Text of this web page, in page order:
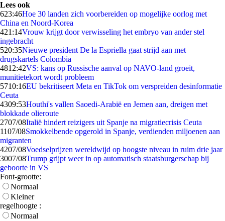
Lees ook
623:46Hoe 30 landen zich voorbereiden op mogelijke oorlog met
China en Noord-Korea
421:14Vrouw krijgt door verwisseling het embryo van ander stel
ingebracht
520:35Nieuwe president De la Espriella gaat strijd aan met
drugskartels Colombia
4812:42VS: kans op Russische aanval op NAVO-land groeit,
munitietekort wordt probleem
5710:16EU bekritiseert Meta en TikTok om verspreiden desinformatie
Ceuta
4309:53Houthi's vallen Saoedi-Arabië en Jemen aan, dreigen met
blokkade olieroute
2707/08Italië hindert reizigers uit Spanje na migratiecrisis Ceuta
1107/08Smokkelbende opgerold in Spanje, verdienden miljoenen aan
migranten
4207/08Voedselprijzen wereldwijd op hoogste niveau in ruim drie jaar
3007/08Trump grijpt weer in op automatisch staatsburgerschap bij
geboorte in VS
Font-grootte:
Normaal
Kleiner
regelhoogte :
Normaal